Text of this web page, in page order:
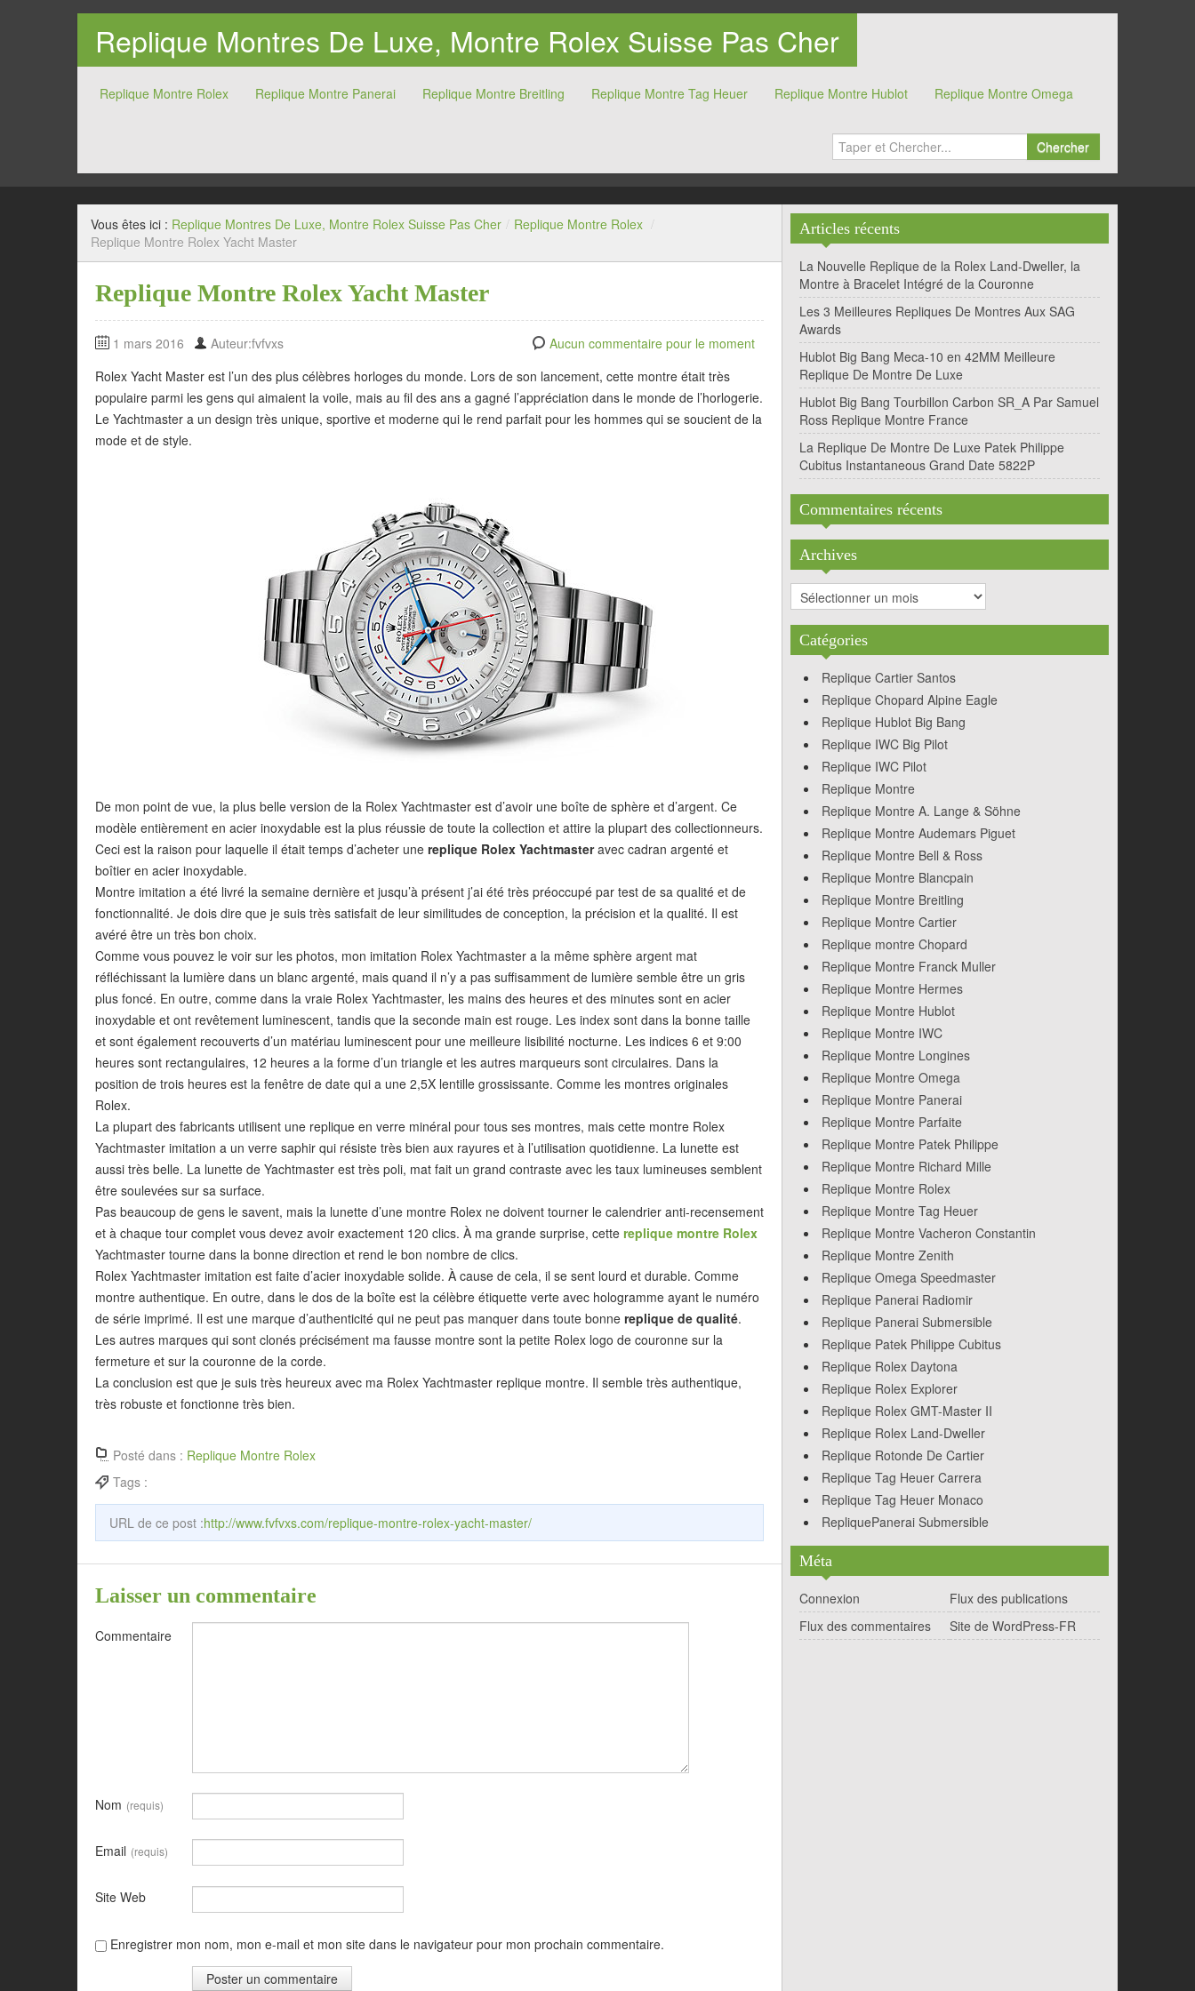
Replique Montres De Luxe, Montre Rolex Suisse Pas Cher
Replique Montre Rolex Replique Montre Panerai Replique Montre Breitling Replique Montre Tag Heuer Replique Montre Hublot Replique Montre Omega
Chercher
Vous êtes ici : Replique Montres De Luxe, Montre Rolex Suisse Pas Cher / Replique Montre Rolex /
Replique Montre Rolex Yacht Master
Replique Montre Rolex Yacht Master
1 mars 2016 Auteur:fvfvxs
Aucun commentaire pour le moment
Rolex Yacht Master est l’un des plus célèbres horloges du monde. Lors de son lancement, cette montre était très
populaire parmi les gens qui aimaient la voile, mais au fil des ans a gagné l’appréciation dans le monde de l’horlogerie.
Le Yachtmaster a un design très unique, sportive et moderne qui le rend parfait pour les hommes qui se soucient de la
mode et de style.
De mon point de vue, la plus belle version de la Rolex Yachtmaster est d’avoir une boîte de sphère et d’argent. Ce
modèle entièrement en acier inoxydable est la plus réussie de toute la collection et attire la plupart des collectionneurs.
Ceci est la raison pour laquelle il était temps d’acheter une replique Rolex Yachtmasteravec cadran argenté et
boîtier en acier inoxydable.
Montre imitation a été livré la semaine dernière et jusqu’à présent j’ai été très préoccupé par test de sa qualité et de
fonctionnalité. Je dois dire que je suis très satisfait de leur similitudes de conception, la précision et la qualité. Il est
avéré être un très bon choix.
Comme vous pouvez le voir sur les photos, mon imitation Rolex Yachtmaster a la même sphère argent mat
réfléchissant la lumière dans un blanc argenté, mais quand il n’y a pas suffisamment de lumière semble être un gris
plus foncé. En outre, comme dans la vraie Rolex Yachtmaster, les mains des heures et des minutes sont en acier
inoxydable et ont revêtement luminescent, tandis que la seconde main est rouge. Les index sont dans la bonne taille
et sont également recouverts d’un matériau luminescent pour une meilleure lisibilité nocturne. Les indices 6 et 9:00
heures sont rectangulaires, 12 heures a la forme d’un triangle et les autres marqueurs sont circulaires. Dans la
position de trois heures est la fenêtre de date qui a une 2,5X lentille grossissante. Comme les montres originales
Rolex.
La plupart des fabricants utilisent une replique en verre minéral pour tous ses montres, mais cette montre Rolex
Yachtmaster imitation a un verre saphir qui résiste très bien aux rayures et à l’utilisation quotidienne. La lunette est
aussi très belle. La lunette de Yachtmaster est très poli, mat fait un grand contraste avec les taux lumineuses semblent
être soulevées sur sa surface.
Pas beaucoup de gens le savent, mais la lunette d’une montre Rolex ne doivent tourner le calendrier anti-recensement
et à chaque tour complet vous devez avoir exactement 120 clics. À ma grande surprise, cette replique montre Rolex
Yachtmaster tourne dans la bonne direction et rend le bon nombre de clics.
Rolex Yachtmaster imitation est faite d’acier inoxydable solide. À cause de cela, il se sent lourd et durable. Comme
montre authentique. En outre, dans le dos de la boîte est la célèbre étiquette verte avec hologramme ayant le numéro
de série imprimé. Il est une marque d’authenticité qui ne peut pas manquer dans toute bonne replique de qualité.
Les autres marques qui sont clonés précisément ma fausse montre sont la petite Rolex logo de couronne sur la
fermeture et sur la couronne de la corde.
La conclusion est que je suis très heureux avec ma Rolex Yachtmaster replique montre. Il semble très authentique,
très robuste et fonctionne très bien.
Posté dans : Replique Montre Rolex
Tags :
URL de ce post :http://www.fvfvxs.com/replique-montre-rolex-yacht-master/
Laisser un commentaire
Commentaire
Nom (requis)
Email (requis)
Site Web
Enregistrer mon nom, mon e-mail et mon site dans le navigateur pour mon prochain commentaire.
Articles récents
La Nouvelle Replique de la Rolex Land-Dweller, la
Montre à Bracelet Intégré de la Couronne
Les 3 Meilleures Repliques De Montres Aux SAG
Awards
Hublot Big Bang Meca-10 en 42MM Meilleure
Replique De Montre De Luxe
Hublot Big Bang Tourbillon Carbon SR_A Par Samuel
Ross Replique Montre France
La Replique De Montre De Luxe Patek Philippe
Cubitus Instantaneous Grand Date 5822P
Commentaires récents
Archives
Archives
Catégories
Replique Cartier Santos
Replique Chopard Alpine Eagle
Replique Hublot Big Bang
Replique IWC Big Pilot
Replique IWC Pilot
Replique Montre
Replique Montre A. Lange & Söhne
Replique Montre Audemars Piguet
Replique Montre Bell & Ross
Replique Montre Blancpain
Replique Montre Breitling
Replique Montre Cartier
Replique montre Chopard
Replique Montre Franck Muller
Replique Montre Hermes
Replique Montre Hublot
Replique Montre IWC
Replique Montre Longines
Replique Montre Omega
Replique Montre Panerai
Replique Montre Parfaite
Replique Montre Patek Philippe
Replique Montre Richard Mille
Replique Montre Rolex
Replique Montre Tag Heuer
Replique Montre Vacheron Constantin
Replique Montre Zenith
Replique Omega Speedmaster
Replique Panerai Radiomir
Replique Panerai Submersible
Replique Patek Philippe Cubitus
Replique Rolex Daytona
Replique Rolex Explorer
Replique Rolex GMT-Master II
Replique Rolex Land-Dweller
Replique Rotonde De Cartier
Replique Tag Heuer Carrera
Replique Tag Heuer Monaco
RepliquePanerai Submersible
Méta
Connexion
Flux des publications
Flux des commentaires
Site de WordPress-FR